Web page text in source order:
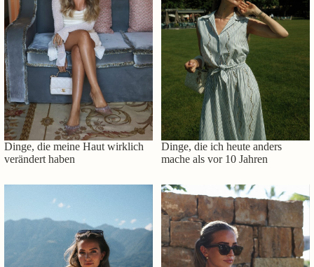
Dinge, die meine Haut wirklich
verändert haben
Dinge, die ich heute anders
mache als vor 10 Jahren